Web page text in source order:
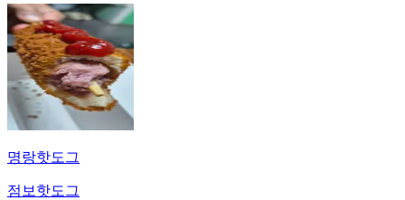
명랑핫도그
점보핫도그